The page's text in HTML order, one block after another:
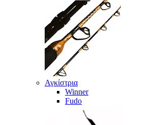
Αγκίστρια
Winner
Fudo